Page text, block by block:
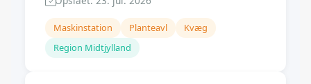
kommer til at arbejde med en sto
Maskinstation Planteavl
Kvæg
Region Midtjylland